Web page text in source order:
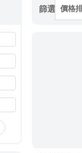
篩選 價格